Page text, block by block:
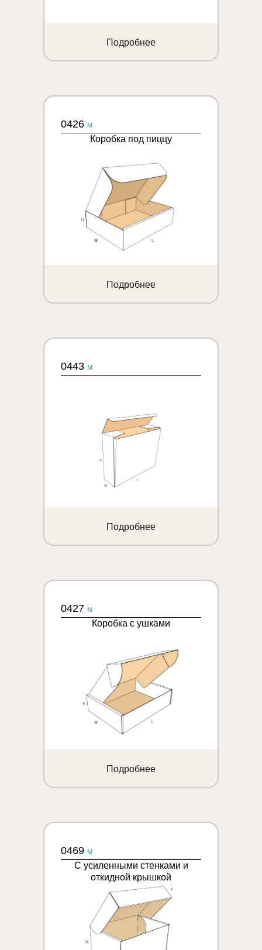
Подробнее
0426 M
Коробка под пиццу
Подробнее
0443 M
Подробнее
0427 M
Коробка с ушками
Подробнее
0469 M
С усиленными стенками и
откидной крышкой